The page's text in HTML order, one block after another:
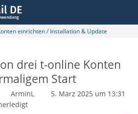
einrichten / Installation & Update
drei t-online Konten
Start
ArminL
5. März 2025 um 13:31